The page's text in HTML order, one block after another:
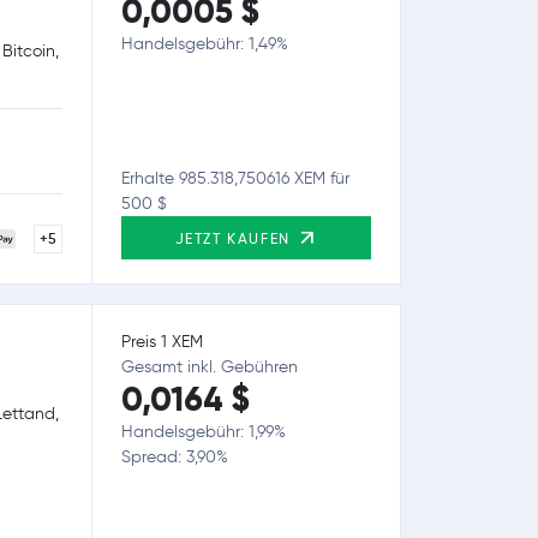
+5
0,0005 $
Handelsgebühr: 1,49%
Erhalte 985.318,750616 XEM für
500 $
JETZT KAUFEN
Preis 1 XEM
Gesamt inkl. Gebühren
0,0164 $
Handelsgebühr: 1,99%
Spread: 3,90%